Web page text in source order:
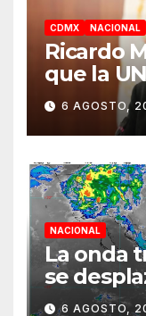
CDMX NACIONAL
Ricardo
que la
semestre
diálogo
6 AGOSTO,
NACIONAL
La onda
se
sureste
6 AGOSTO,